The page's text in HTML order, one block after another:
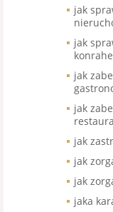
jak
jak
jak
jak
jak
jak
jak
jaka